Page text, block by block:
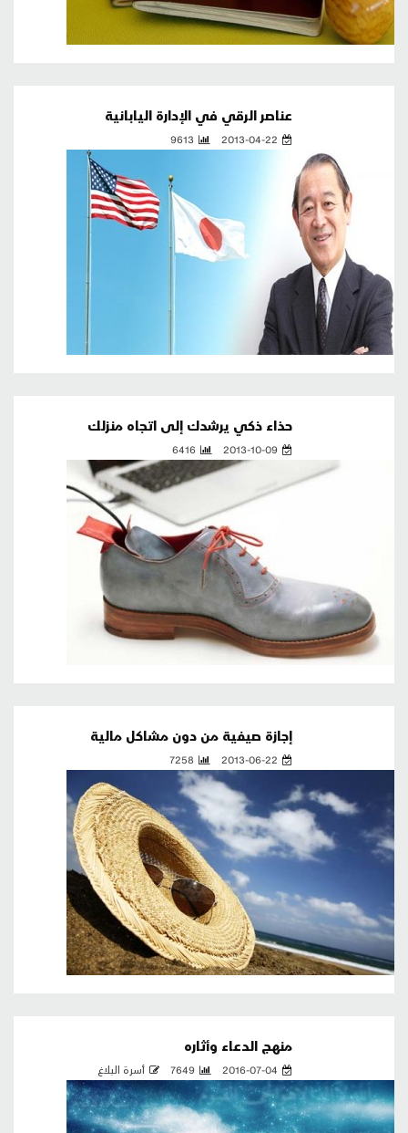
عناصر الرقي في الإدارة اليابانية
2013-04-22
9613
حذاء ذكي يرشدك إلى اتجاه منزلك
2013-10-09
6416
إجازة صيفية من دون مشاكل مالية
2013-06-22
7258
منهج الدعاء وأثاره
2016-07-04
7649 أسرة البلاغ